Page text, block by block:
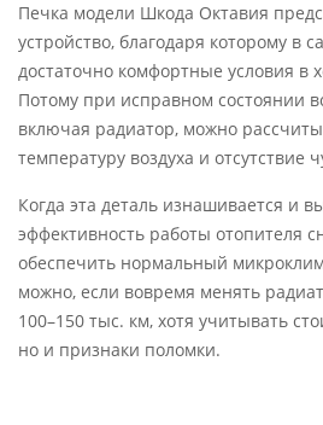
Печка модели Шкода Октавия
устройство, благодаря которому в
достаточно комфортные условия в
Потому при исправном состоянии
включая радиатор, можно
температуру воздуха и отсутствие
Когда эта деталь изнашивается и
эффективность работы отопителя
обеспечить нормальный
можно, если вовремя менять
100–150 тыс. км, хотя учитывать
но и признаки поломки.